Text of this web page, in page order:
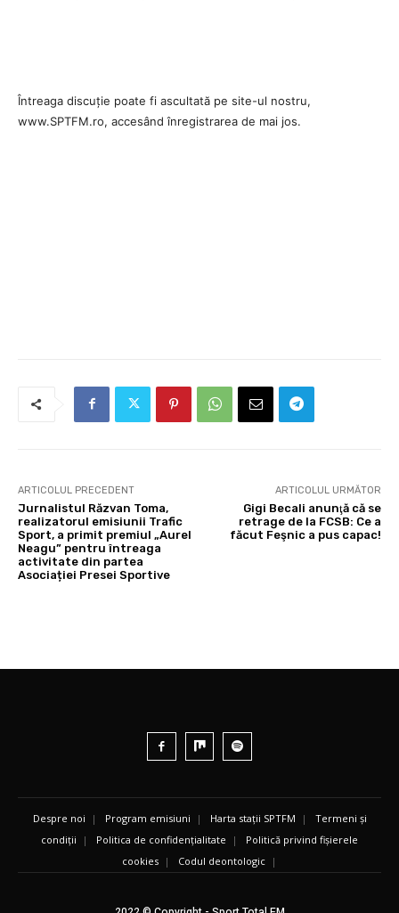
Întreaga discuție poate fi ascultată pe site-ul nostru,
www.SPTFM.ro, accesând înregistrarea de mai jos.
ARTICOLUL PRECEDENT
Jurnalistul Răzvan Toma,
realizatorul emisiunii Trafic
Sport, a primit premiul „Aurel
Neagu” pentru întreaga
activitate din partea
Asociației Presei Sportive
ARTICOLUL URMĂTOR
Gigi Becali anunţă că se
retrage de la FCSB: Ce a
făcut Feşnic a pus capac!
Despre noi | Program emisiuni | Harta stații SPTFM | Termeni și
condiții | Politica de confidențialitate | Politică privind fișierele
cookies | Codul deontologic |